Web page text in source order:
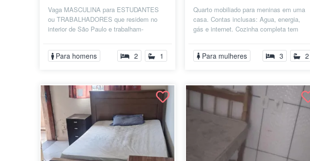
Vaga MASCULINA para ESTUDANTES
ou TRABALHADORES que residem no
interior de São Paulo e trabalham-
durante a semana (se...
Para homens 2 1
Quarto mobiliado para meninas em uma
casa. Contas inclusas: Agua, energia,
gás e internet. Cozinha completa tem
Para mulheres 3 2